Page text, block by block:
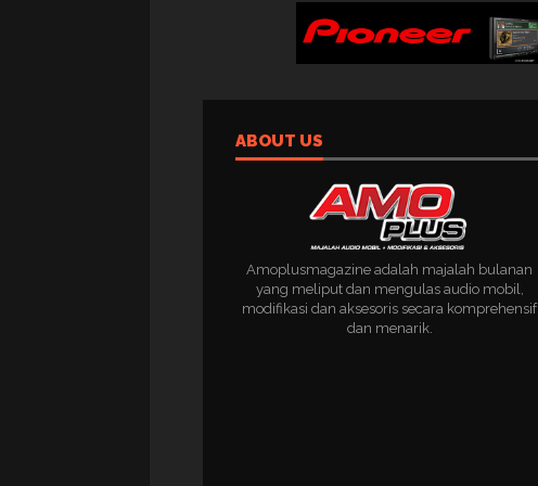
ABOUT US
Amoplusmagazine adalah majalah bulanan
yang meliput dan mengulas audio mobil,
modifikasi dan aksesoris secara komprehensif
dan menarik.